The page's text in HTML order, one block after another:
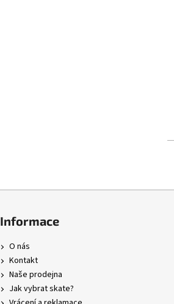
Informace
O nás
Kontakt
Naše prodejna
Jak vybrat skate?